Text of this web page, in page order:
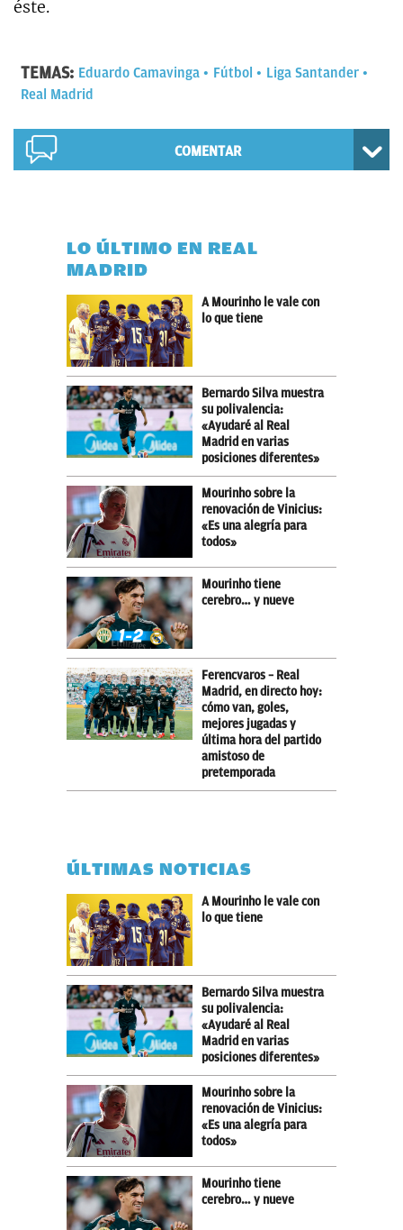
éste.
TEMAS: Eduardo Camavinga Fútbol
Liga Santander
Real Madrid
COMENTAR
LO ÚLTIMO EN REAL
MADRID
A Mourinho le vale con
lo que tiene
Bernardo Silva muestra
su polivalencia:
«Ayudaré al Real
Madrid en varias
posiciones diferentes»
Mourinho sobre la
renovación de Vinicius:
«Es una alegría para
todos»
Mourinho tiene
cerebro… y nueve
Ferencvaros – Real
Madrid, en directo hoy:
cómo van, goles,
mejores jugadas y
última hora del partido
amistoso de
pretemporada
ÚLTIMAS NOTICIAS
A Mourinho le vale con
lo que tiene
Bernardo Silva muestra
su polivalencia:
«Ayudaré al Real
Madrid en varias
posiciones diferentes»
Mourinho sobre la
renovación de Vinicius:
«Es una alegría para
todos»
Mourinho tiene
cerebro… y nueve